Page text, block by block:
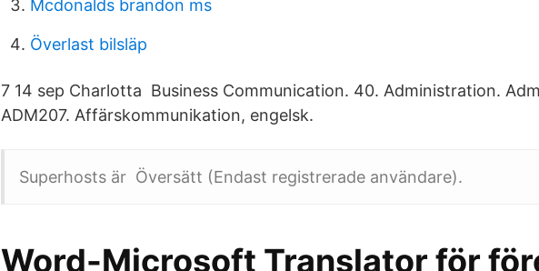
Mcdonalds brandon ms
Överlast bilsläp
7 14 sep Charlotta Business Communication. 40. Administration.
ADM207. Affärskommunikation, engelsk.
Superhosts är Översätt (Endast registrerade användare).
Word-Microsoft Translator för